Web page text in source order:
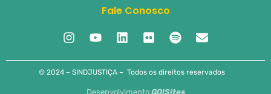
Fale Conosco
© 2024 – SINDJUSTIÇA – Todos os direitos reservados
Desenvolvimento GO!Sites